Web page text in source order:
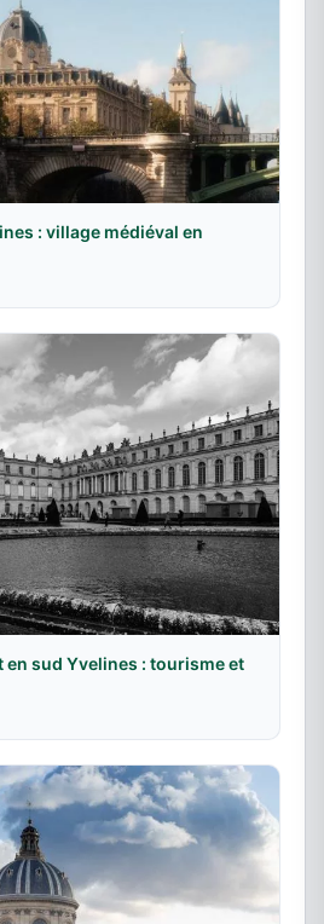
: village médiéval en
en sud Yvelines : tourisme et